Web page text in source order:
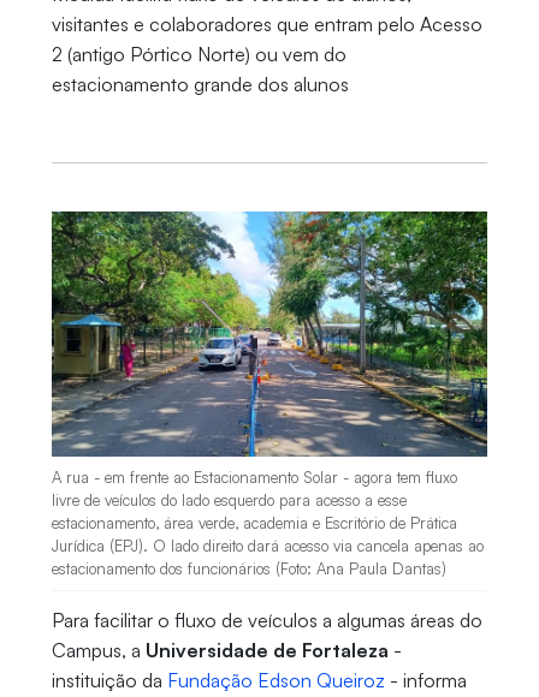
visitantes e colaboradores que entram pelo Acesso
2 (antigo Pórtico Norte) ou vem do
estacionamento grande dos alunos
A rua - em frente ao Estacionamento Solar - agora tem fluxo
livre de veículos do lado esquerdo para acesso a esse
estacionamento, área verde, academia e Escritório de Prática
Jurídica (EPJ). O lado direito dará acesso via cancela apenas ao
estacionamento dos funcionários (Foto: Ana Paula Dantas)
Para facilitar o fluxo de veículos a algumas áreas do
Campus, a Universidade de Fortaleza -
instituição da Fundação Edson Queiroz - informa